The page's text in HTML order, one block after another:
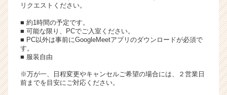
リクエストください。
■ 約1時間の予定です。
■ 可能な限り、PCでご入室ください。
■ PC以外は事前にGoogleMeetアプリのダウンロードが必須で
す。
■ 服装自由
※万が一、日程変更やキャンセルご希望の場合には、２営業日
前までを目安にご対応ください。